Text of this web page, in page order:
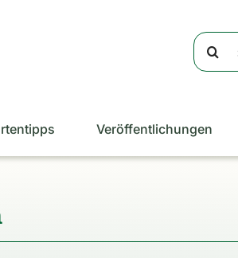
Suche
nach:
Veröffentlichungen